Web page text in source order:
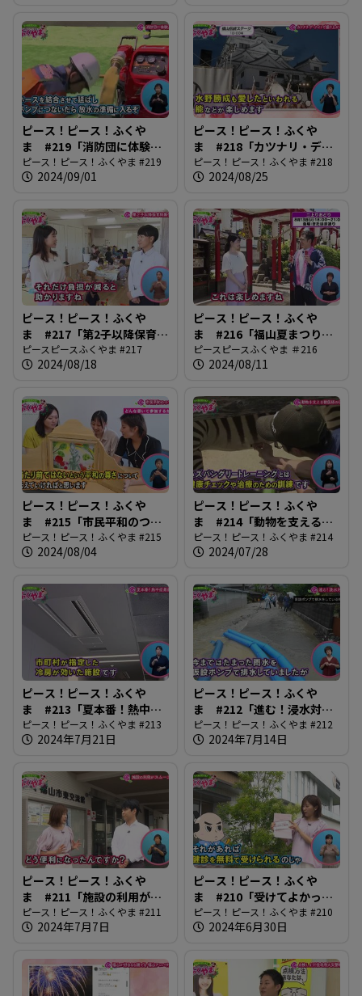
ピース！ピース！ふくや
ま #219「消防団に体験入
団」
ピース！ピース！ふくやま #219
2024/09/01
ピース！ピース！ふくや
ま #218「カツナリ・デ・
ナイトで盛り上がろう」
ピース！ピース！ふくやま #218
2024/08/25
ピース！ピース！ふくや
ま #217「第2子以降保育料
無償化」
ピースピースふくやま #217
2024/08/18
ピース！ピース！ふくや
ま #216「福山夏まつり
2024」
ピースピースふくやま ＃216
2024/08/11
ピース！ピース！ふくや
ま #215「市民平和のつど
い」
ピース！ピース！ふくやま #215
2024/08/04
ピース！ピース！ふくや
ま #214「動物を支える獣
医師の仕事」
ピース！ピース！ふくやま #214
2024/07/28
ピース！ピース！ふくや
ま #213「夏本番！熱中症
最前線」
ピース！ピース！ふくやま #213
2024年7月21日
ピース！ピース！ふくや
ま #212「進む！浸水対
策」
ピース！ピース！ふくやま #212
2024年7月14日
ピース！ピース！ふくや
ま #211「施設の利用がス
ムーズに」
ピース！ピース！ふくやま #211
2024年7月7日
ピース！ピース！ふくや
ま #210「受けてよかった
健診」
ピース！ピース！ふくやま #210
2024年6月30日